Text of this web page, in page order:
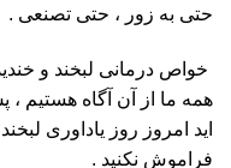
حتی به زور ، حتی تصنعی .
خواص درمانی لبخند و
همه ما از آن آگاه هستیم
اید امروز روز یاداوری
فراموش نکنید .